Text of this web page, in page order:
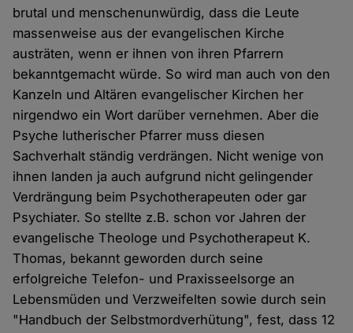
brutal und menschenunwürdig, dass die Leute
massenweise aus der evangelischen Kirche
austräten, wenn er ihnen von ihren Pfarrern
bekanntgemacht würde. So wird man auch von den
Kanzeln und Altären evangelischer Kirchen her
nirgendwo ein Wort darüber vernehmen. Aber die
Psyche lutherischer Pfarrer muss diesen
Sachverhalt ständig verdrängen. Nicht wenige von
ihnen landen ja auch aufgrund nicht gelingender
Verdrängung beim Psychotherapeuten oder gar
Psychiater. So stellte z.B. schon vor Jahren der
evangelische Theologe und Psychotherapeut K.
Thomas, bekannt geworden durch seine
erfolgreiche Telefon- und Praxisseelsorge an
Lebensmüden und Verzweifelten sowie durch sein
"Handbuch der Selbstmordverhütung", fest, dass 12